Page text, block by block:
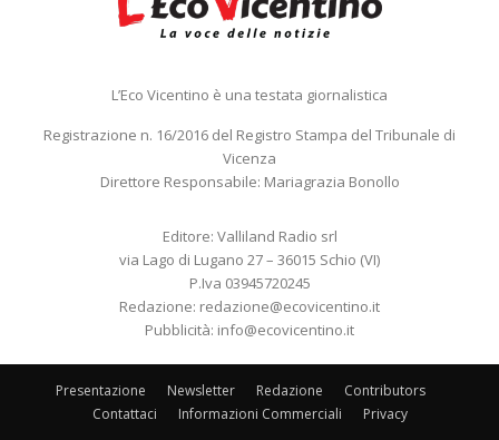
L’Eco Vicentino è una testata giornalistica
Registrazione n. 16/2016 del Registro Stampa del Tribunale di
Vicenza
Direttore Responsabile: Mariagrazia Bonollo
Editore: Valliland Radio srl
via Lago di Lugano 27 – 36015 Schio (VI)
P.Iva 03945720245
Redazione: redazione@ecovicentino.it
Pubblicità: info@ecovicentino.it
Presentazione Newsletter Redazione
Contributors
Contattaci
Informazioni Commerciali Privacy